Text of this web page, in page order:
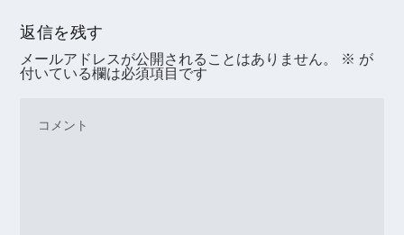
返信を残す
メールアドレスが公開されることはありません。 ※ が
付いている欄は必須項目です